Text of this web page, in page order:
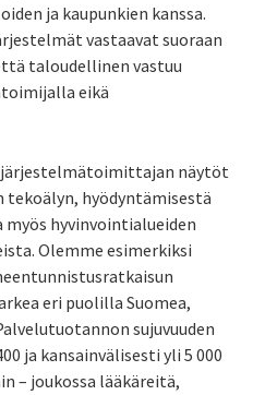
ja kaupunkien kanssa.
vastaavat suoraan
taloudellinen vastuu
eikä
järjestelmätoimittajan näytöt
tekoälyn, hyödyntämisestä
hyvinvointialueiden
Olemme esimerkiksi
eri puolilla Suomea,
sujuvuuden
ja kansainvälisesti yli 5 000
– joukossa lääkäreitä,